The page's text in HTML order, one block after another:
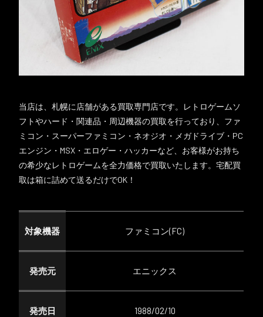
当店は、札幌に店舗がある買取専門店です。レトロゲームソ
フトやハード・関連品・周辺機器の買取を行っており、ファ
ミコン・スーパーファミコン・ネオジオ・メガドライブ・PC
エンジン・MSX・エロゲー・ハッカーなど、お客様がお持ち
の希少なレトロゲームを全力価格で買取いたします。宅配買
取は箱に詰めて送るだけでOK！
対象機器 ファミコン(FC)
発売元 エニックス
発売日 1988/02/10